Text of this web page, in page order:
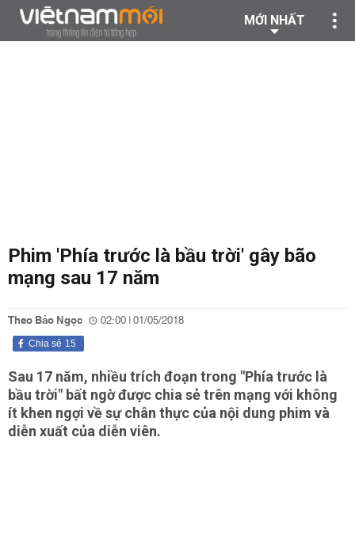
MỚI NHẤT
Phim 'Phía trước là bầu trời' gây bão
mạng sau 17 năm
Theo Bảo Ngọc 02:00 | 01/05/2018
15
Chia sẻ
Sau 17 năm, nhiều trích đoạn trong "Phía trước là
bầu trời" bất ngờ được chia sẻ trên mạng với không
ít khen ngợi về sự chân thực của nội dung phim và
diễn xuất của diễn viên.